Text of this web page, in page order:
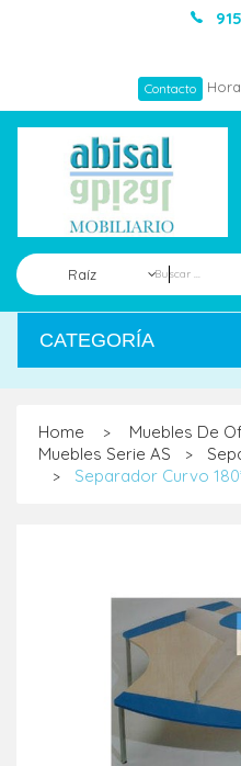
Contacto
Raíz
CATEGORÍA
Home > Muebles De
Muebles Serie AS >
> Separador Curvo